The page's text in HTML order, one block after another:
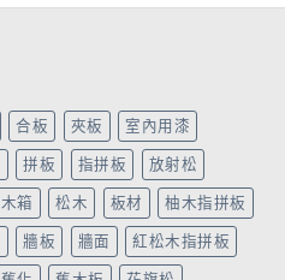
合板 夾板 室內用漆
拼板 指拼板 放射松
木箱 松木 板材 柚木指拼板
牆板 牆面 紅松木指拼板